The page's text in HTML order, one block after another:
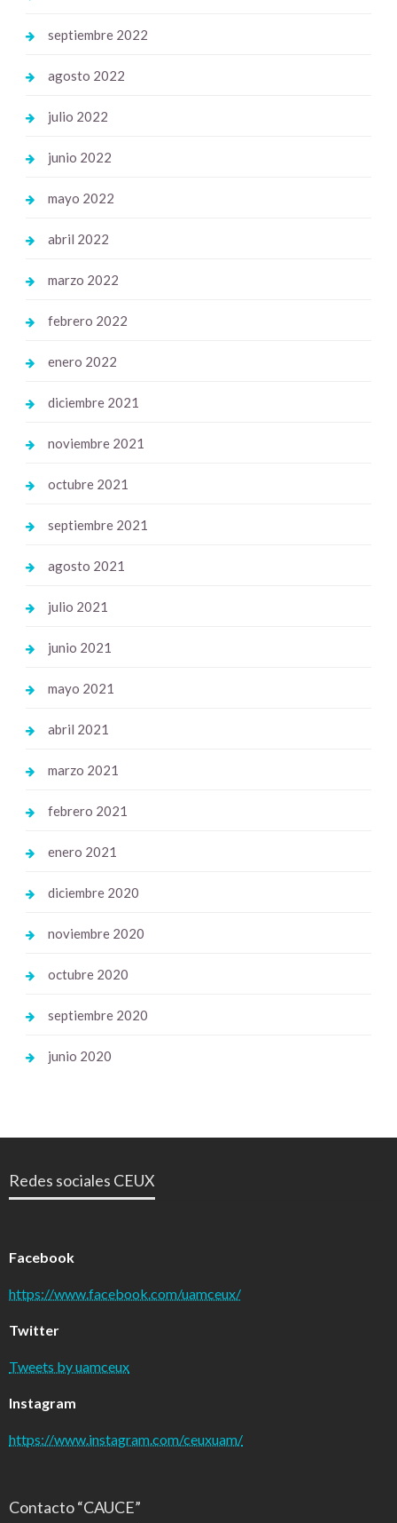
septiembre 2022
agosto 2022
julio 2022
junio 2022
mayo 2022
abril 2022
marzo 2022
febrero 2022
enero 2022
diciembre 2021
noviembre 2021
octubre 2021
septiembre 2021
agosto 2021
julio 2021
junio 2021
mayo 2021
abril 2021
marzo 2021
febrero 2021
enero 2021
diciembre 2020
noviembre 2020
octubre 2020
septiembre 2020
junio 2020
Redes sociales CEUX
Facebook
https://www.facebook.com/uamceux/
Twitter
Tweets by uamceux
Instagram
https://www.instagram.com/ceuxuam/
Contacto “CAUCE”